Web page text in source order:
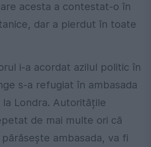
acesta a contestat-o în
dar a pierdut în toate
i-a acordat azilul politic în
s-a refugiat în ambasada
Londra. Autoritățile
de mai multe ori că
ambasada, va fi